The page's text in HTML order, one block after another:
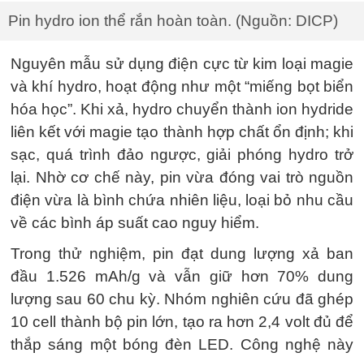
Pin hydro ion thể rắn hoàn toàn. (Nguồn: DICP)
Nguyên mẫu sử dụng điện cực từ kim loại magie
và khí hydro, hoạt động như một “miếng bọt biển
hóa học”. Khi xả, hydro chuyển thành ion hydride
liên kết với magie tạo thành hợp chất ổn định; khi
sạc, quá trình đảo ngược, giải phóng hydro trở
lại. Nhờ cơ chế này, pin vừa đóng vai trò nguồn
điện vừa là bình chứa nhiên liệu, loại bỏ nhu cầu
về các bình áp suất cao nguy hiểm.
Trong thử nghiệm, pin đạt dung lượng xả ban
đầu 1.526 mAh/g và vẫn giữ hơn 70% dung
lượng sau 60 chu kỳ. Nhóm nghiên cứu đã ghép
10 cell thành bộ pin lớn, tạo ra hơn 2,4 volt đủ để
thắp sáng một bóng đèn LED. Công nghệ này